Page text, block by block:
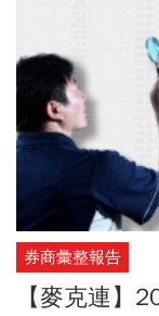
券商彙整報告
【麥克連】